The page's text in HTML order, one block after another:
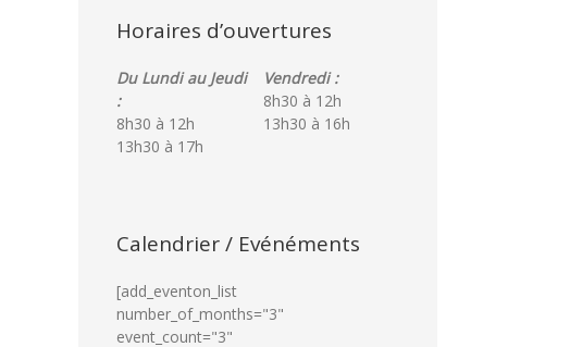
Horaires d’ouvertures
Du Lundi au Jeudi
:
8h30 à 12h
13h30 à 17h
Vendredi :
8h30 à 12h
13h30 à 16h
Calendrier / Evénéments
[add_eventon_list
number_of_months="3"
event_count="3"